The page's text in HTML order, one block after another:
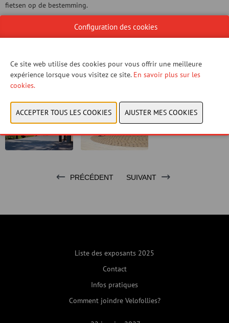
fietsen op de bestemming.
Gevarieerd aanbod in Spanje, Italië, Portugal, Kroatië, ...
PRÉCÉDENT SUIVANT
Liste des exposants 2025
Contact
Infos pratiques
Comment joindre Velofollies?
Configuration des cookies
Ce site web utilise des cookies pour vous offrir une meilleure
expérience lorsque vous visitez ce site. En savoir plus sur les
cookies.